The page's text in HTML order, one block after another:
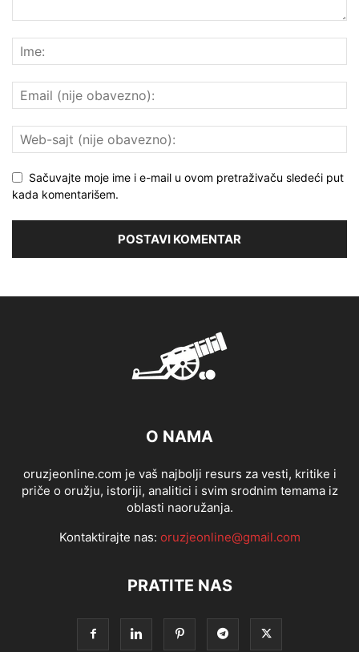
Sačuvajte moje ime i e-mail u ovom pretraživaču sledeći put
kada komentarišem.
O NAMA
oruzjeonline.com je vaš najbolji resurs za vesti, kritike i
priče o oružju, istoriji, analitici i svim srodnim temama iz
oblasti naoružanja.
Kontaktirajte nas: oruzjeonline@gmail.com
PRATITE NAS